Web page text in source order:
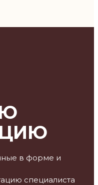
в форме и
специалиста